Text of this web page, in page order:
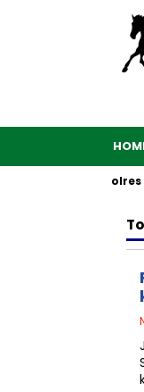
ke-76, Polwan Polres